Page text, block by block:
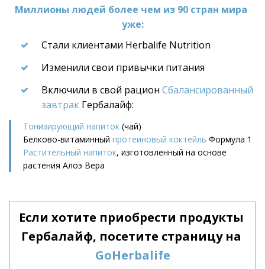
Миллионы людей более чем из 90 стран мира
уже:
Стали клиентами Herbalife Nutrition
Изменили свои привычки питания
Включили в свой рацион Сбалансированный
завтрак Гербалайф:
Тонизирующий напиток (чай)
Белково-витаминный протеиновый коктейль Формула 1
Растительный напиток, изготовленный на основе
растения Алоэ Вера
Если хотите приобрести продукты
GoHerbalife